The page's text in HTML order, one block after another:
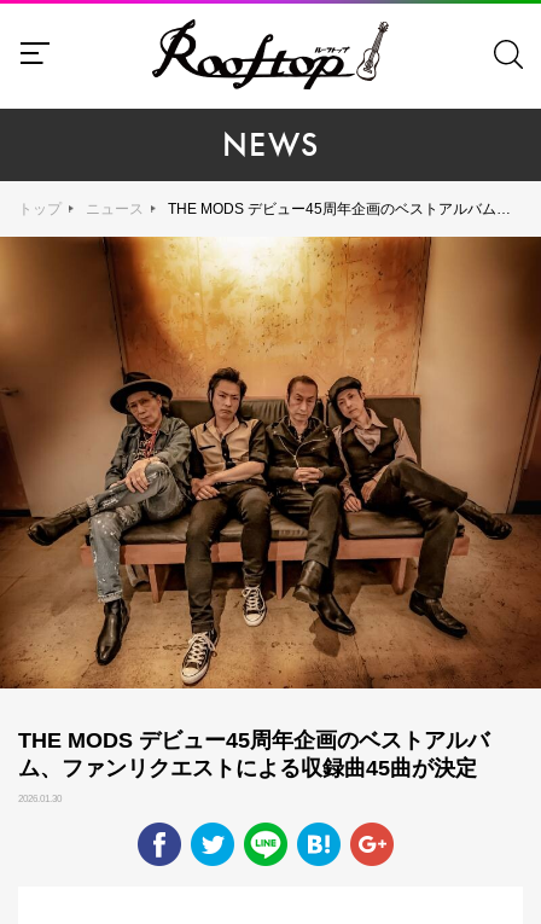
NEWS
トップ ニュース THE MODS デビュー45周年企画のベストアルバム、ファンリクエストによる収録曲45曲が決定
THE MODS デビュー45周年企画のベストアルバ
ム、ファンリクエストによる収録曲45曲が決定
2026.01.30